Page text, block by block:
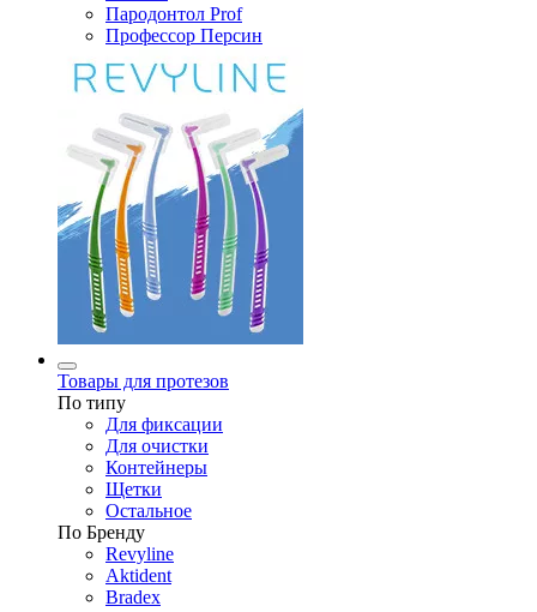
Пародонтол Prof
Профессор Персин
Товары для протезов
По типу
Для фиксации
Для очистки
Контейнеры
Щетки
Остальное
По Бренду
Revyline
Aktident
Bradex